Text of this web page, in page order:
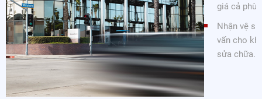
giá cả phù hợp.
Nhận vệ sinh và sửa chữa các sản phẩm mô hình cũ, luôn tư
vấn cho khách hàng nhiều giải pháp để lựa chọn trước khi
sửa chữa.
XEM CHI TIẾT